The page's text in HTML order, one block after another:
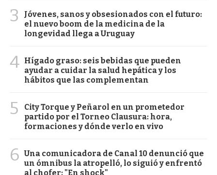
3
Jóvenes, sanos y obsesionados con el futuro:
el nuevo boom de la medicina de la
longevidad llega a Uruguay
4 Hígado graso: seis bebidas que pueden
ayudar a cuidar la salud hepática y los
hábitos que las complementan
5
City Torque y Peñarol en un prometedor
partido por el Torneo Clausura: hora,
formaciones y dónde verlo en vivo
6 Una comunicadora de Canal 10 denunció que
un ómnibus la atropelló, lo siguió y enfrentó
al chofer: "En shock"